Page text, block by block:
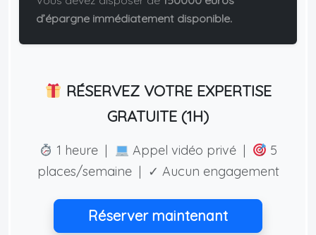
d’épargne immédiatement disponible.
RÉSERVEZ VOTRE EXPERTISE
GRATUITE (1H)
1 heure | Appel vidéo privé |
5
places/semaine | ✓ Aucun engagement
Réserver maintenant